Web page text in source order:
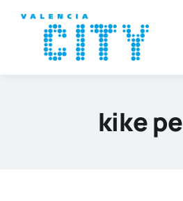
contenido
kike